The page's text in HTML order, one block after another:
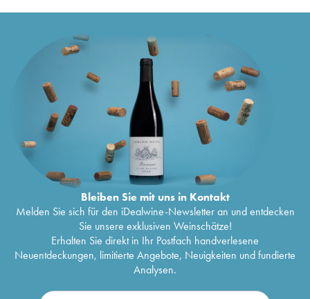
Bleiben Sie mit uns in Kontakt
Melden Sie sich für den iDealwine-Newsletter an und entdecken
Sie unsere exklusiven Weinschätze!
Erhalten Sie direkt in Ihr Postfach handverlesene
Neuentdeckungen, limitierte Angebote, Neuigkeiten und fundierte
Analysen.